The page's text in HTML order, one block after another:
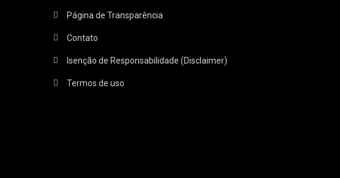
Página de Transparência
Contato
Isenção de Responsabilidade (Disclaimer)
Termos de uso